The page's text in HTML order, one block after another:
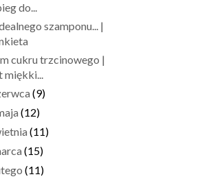
do...
szamponu... |
cukru trzcinowego |
miękki...
(9)
(12)
(11)
(15)
(11)